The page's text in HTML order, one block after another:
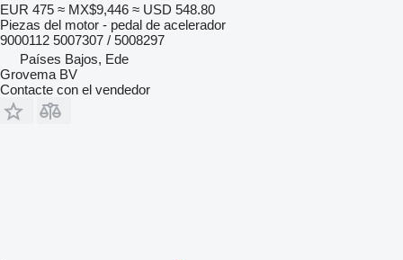
EUR 475 ≈ MX$9,446 ≈ USD 548.80
Piezas del motor - pedal de acelerador
9000112 5007307 / 5008297
Países Bajos, Ede
Grovema BV
Contacte con el vendedor